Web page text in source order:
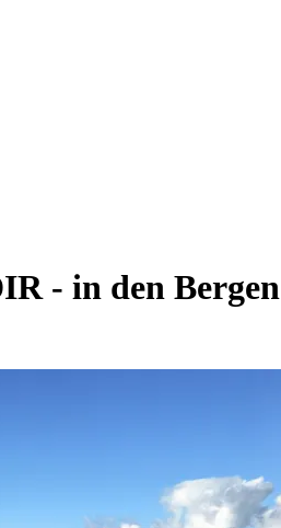
- in den Bergen